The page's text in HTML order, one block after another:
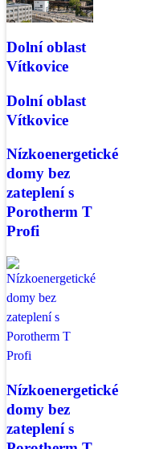
Dolní oblast
Vítkovice
Dolní oblast
Vítkovice
Nízkoenergetické
domy bez
zateplení s
Porotherm T
Profi
Nízkoenergetické
domy bez
zateplení s